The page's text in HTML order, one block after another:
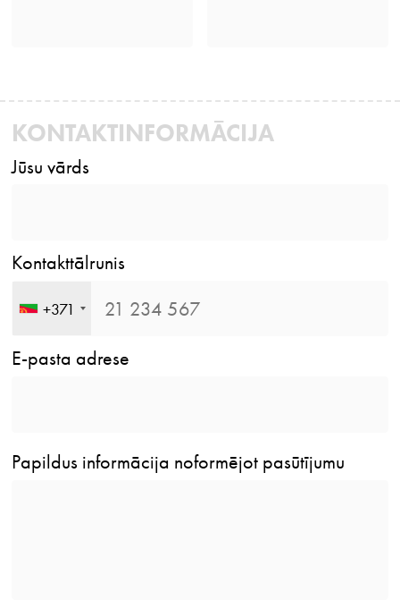
KONTAKTINFORMĀCIJA
Jūsu vārds
Kontakttālrunis
+371
E-pasta adrese
Papildus informācija noformējot pasūtījumu